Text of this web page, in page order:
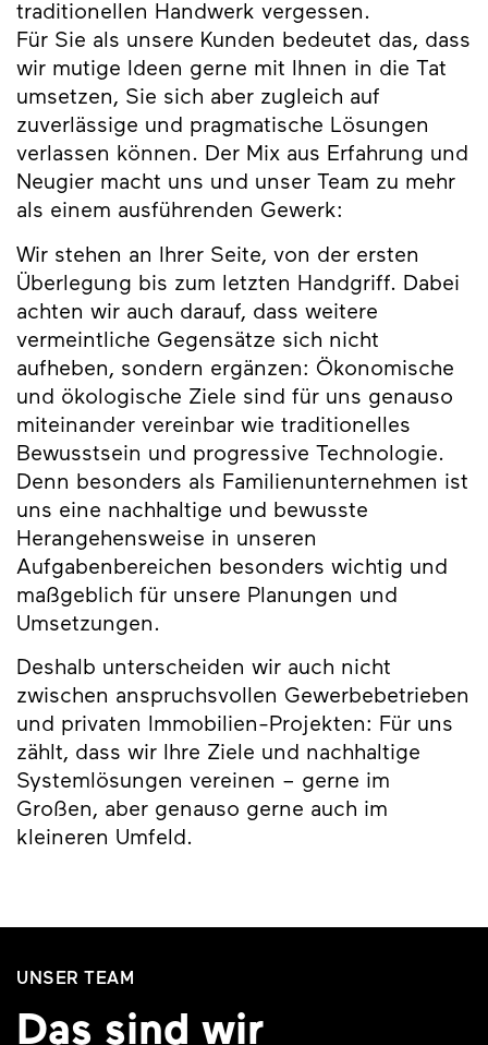
traditionellen Handwerk vergessen.
Für Sie als unsere Kunden bedeutet das, dass
wir mutige Ideen gerne mit Ihnen in die Tat
umsetzen, Sie sich aber zugleich auf
zuverlässige und pragmatische Lösungen
verlassen können. Der Mix aus Erfahrung und
Neugier macht uns und unser Team zu mehr
als einem ausführenden Gewerk:
Wir stehen an Ihrer Seite, von der ersten
Überlegung bis zum letzten Handgriff. Dabei
achten wir auch darauf, dass weitere
vermeintliche Gegensätze sich nicht
aufheben, sondern ergänzen: Ökonomische
und ökologische Ziele sind für uns genauso
miteinander vereinbar wie traditionelles
Bewusstsein und progressive Technologie.
Denn besonders als Familienunternehmen ist
uns eine nachhaltige und bewusste
Herangehensweise in unseren
Aufgabenbereichen besonders wichtig und
maßgeblich für unsere Planungen und
Umsetzungen.
Deshalb unterscheiden wir auch nicht
zwischen anspruchsvollen Gewerbebetrieben
und privaten Immobilien-Projekten: Für uns
zählt, dass wir Ihre Ziele und nachhaltige
Systemlösungen vereinen – gerne im
Großen, aber genauso gerne auch im
kleineren Umfeld.
UNSER TEAM
Das sind wir